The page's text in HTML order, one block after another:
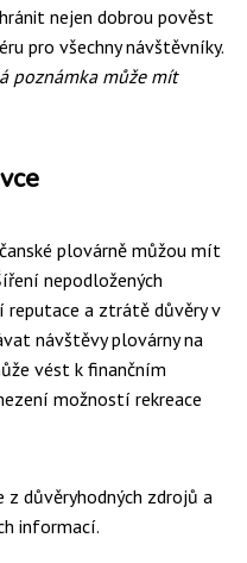
nejen dobrou pověst
pro všechny návštěvníky.
poznámka může mít
plovárně můžou mít
nepodložených
a ztrátě důvěry v
návštěvy plovárny na
vést k finančním
možností rekreace
důvěryhodných zdrojů a
informací.